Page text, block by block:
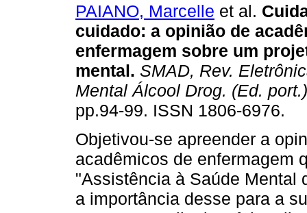
PAIANO, Marcelle et al.
cuidado: a opinião de
enfermagem sobre um
mental. SMAD, Rev.
Mental Álcool Drog. (Ed. port.)
pp.94-99. ISSN 1806-6976.
Objetivou-se apreender a
acadêmicos de enfermagem
"Assistência à Saúde Mental
a importância desse para a